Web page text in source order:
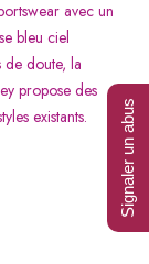
avec un
bleu ciel
de doute, la
propose des
existants.
Signaler un abus